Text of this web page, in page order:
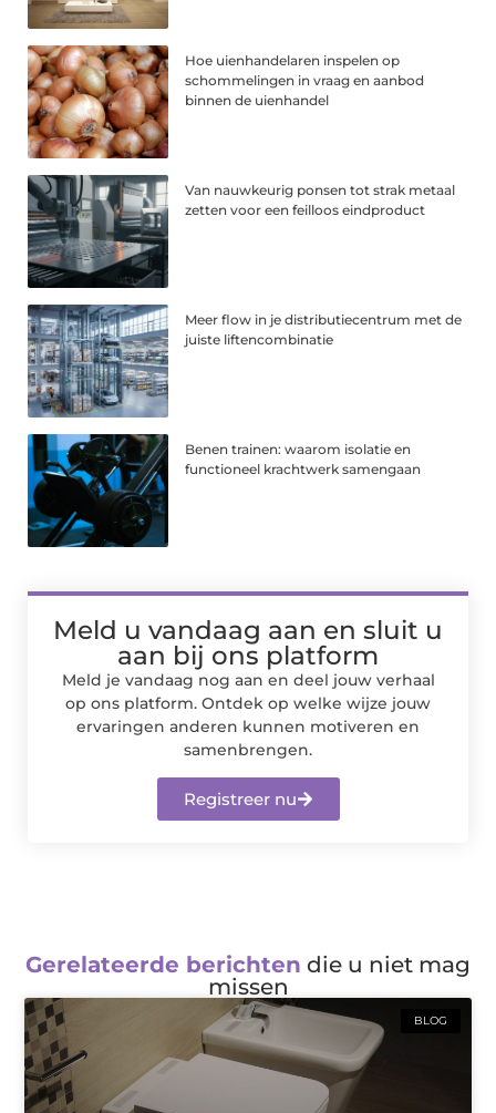
Hoe uienhandelaren inspelen op
schommelingen in vraag en aanbod
binnen de uienhandel
Van nauwkeurig ponsen tot strak metaal
zetten voor een feilloos eindproduct
Meer flow in je distributiecentrum met de
juiste liftencombinatie
Benen trainen: waarom isolatie en
functioneel krachtwerk samengaan
Meld u vandaag aan en sluit u
aan bij ons platform
Meld je vandaag nog aan en deel jouw verhaal
op ons platform. Ontdek op welke wijze jouw
ervaringen anderen kunnen motiveren en
samenbrengen.
Registreer nu
Gerelateerde berichten die u niet mag
missen
BLOG